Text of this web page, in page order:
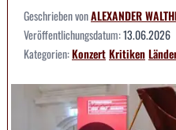
Geschrieben vonALEXANDER
Veröffentlichungsdatum:13.06.2026
Kategorien:KonzertKritiken